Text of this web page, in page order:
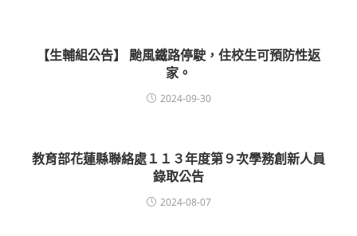
【生輔組公告】 颱風鐵路停駛，住校生可預防性返
家。
2024-09-30
教育部花蓮縣聯絡處１１３年度第９次學務創新人員
錄取公告
2024-08-07